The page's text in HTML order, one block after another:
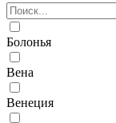
Болонья
Вена
Венеция